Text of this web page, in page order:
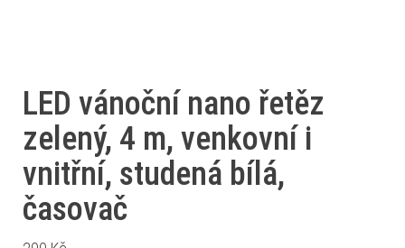
LED vánoční nano řetěz
zelený, 4 m, venkovní i
vnitřní, studená bílá,
časovač